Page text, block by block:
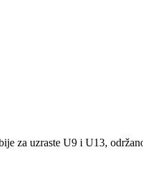
za uzraste U9 i U13,